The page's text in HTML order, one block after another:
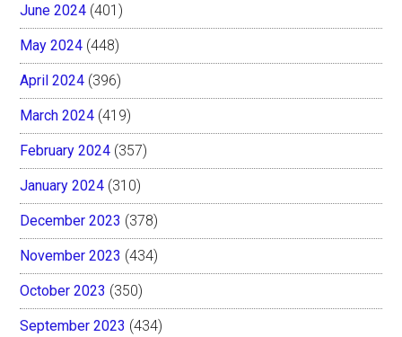
June 2024 (401)
May 2024 (448)
April 2024 (396)
March 2024 (419)
February 2024 (357)
January 2024 (310)
December 2023 (378)
November 2023 (434)
October 2023 (350)
September 2023 (434)